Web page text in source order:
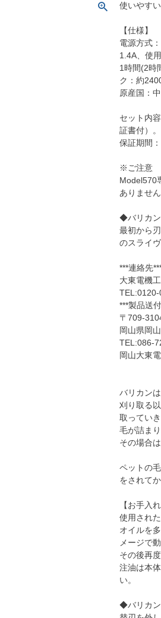
使いやす
【仕様】
電源方式
1.4A、使
1時間(2時
ク：約
原産国：中
セット内
証書付）。
保証期間
※ご注意
Model570
ありません
◆バリカン
最初から
のスライ
***連絡先
大東電機
***製品送
〒709-
岡山県岡
TEL:086-
岡山大東
バリカン
刈り取る
取っていき
毛が詰ま
その場合
ペットの
をされて
【お手入
使用され
オイルを
メージで
その後再
注油は本
い。
◆バリカ